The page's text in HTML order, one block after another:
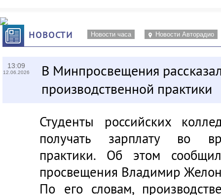
НОВОСТИ Новости часа Новости Авторадио
13:09
12.06.2026
В Минпросвещения
производственной практики
Студенты российских
получать зарплату во
практики. Об этом
просвещения Владимир
По его словам,